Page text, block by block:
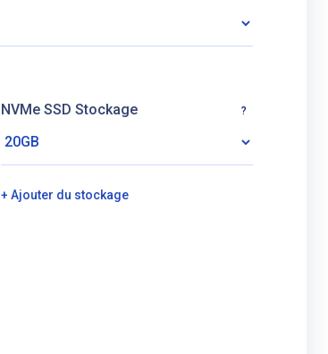
NVMe SSD Stockage ?
+ Ajouter du stockage